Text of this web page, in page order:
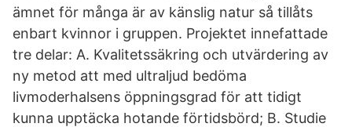
ämnet för många är av känslig natur så tillåts
enbart kvinnor i gruppen. Projektet innefattade
tre delar: A. Kvalitetssäkring och utvärdering av
ny metod att med ultraljud bedöma
livmoderhalsens öppningsgrad för att tidigt
kunna upptäcka hotande förtidsbörd; B. Studie